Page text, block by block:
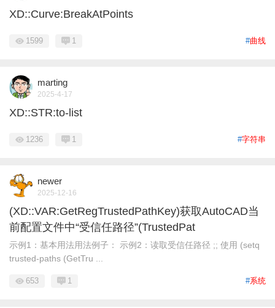
XD::Curve:BreakAtPoints
#曲线
1599 1
marting
2025-4-17
XD::STR:to-list
#字符串
1236 1
newer
2025-12-16
(XD::VAR:GetRegTrustedPathKey)获取AutoCAD当
前配置文件中“受信任路径”(TrustedPat
示例1：基本用法用法例子： 示例2：读取受信任路径 ;; 使用 (setq
trusted-paths (GetTru ...
#系统
653 1